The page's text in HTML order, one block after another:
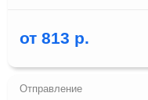
от 813 р.